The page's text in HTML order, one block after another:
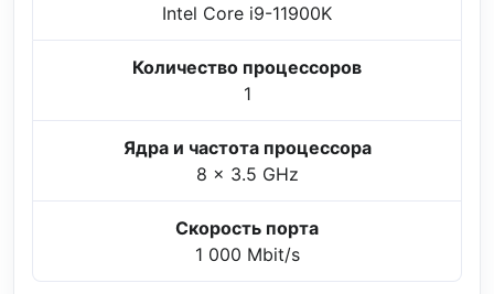
Intel Core i9-11900K
Количество процессоров
1
Ядра и частота процессора
8 x 3.5 GHz
Скорость порта
1 000 Mbit/s